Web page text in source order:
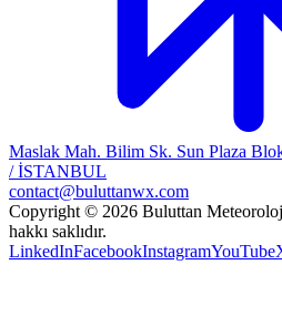
Maslak Mah. Bilim Sk. Sun Plaza
/ İSTANBUL
contact@buluttanwx.com
Copyright © 2026 Buluttan
hakkı saklıdır.
LinkedInFacebookInstagramYouTube